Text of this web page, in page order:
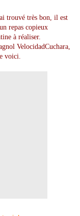
trouvé très bon, il est
repas copieux
à réaliser.
VelocidadCuchara,
voici.